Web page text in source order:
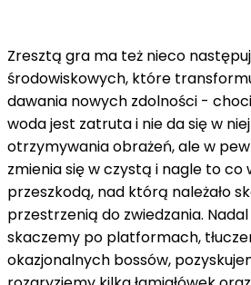
Zresztą gra ma też nieco
środowiskowych, które
dawania nowych zdolności -
woda jest zatruta i nie da się w
otrzymywania obrażeń, ale w
zmienia się w czystą i nagle to co
przeszkodą, nad którą należało
przestrzenią do zwiedzania.
skaczemy po platformach,
okazjonalnych bossów,